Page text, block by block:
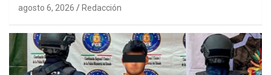
agosto 6, 2026 Redacción